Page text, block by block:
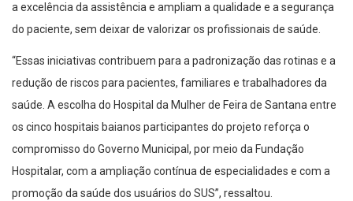
a excelência da assistência e ampliam a qualidade e a segurança
do paciente, sem deixar de valorizar os profissionais de saúde.
“Essas iniciativas contribuem para a padronização das rotinas e a
redução de riscos para pacientes, familiares e trabalhadores da
saúde. A escolha do Hospital da Mulher de Feira de Santana entre
os cinco hospitais baianos participantes do projeto reforça o
compromisso do Governo Municipal, por meio da Fundação
Hospitalar, com a ampliação contínua de especialidades e com a
promoção da saúde dos usuários do SUS”, ressaltou.